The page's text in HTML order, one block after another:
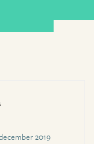
2019